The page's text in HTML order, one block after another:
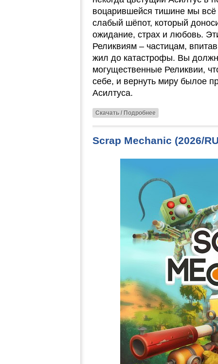
воцарившейся тишине мы
слабый шёпот, который
ожидание, страх и любовь.
Реликвиям – частицам,
жил до катастрофы. Вы
могущественные Реликвии,
себе, и вернуть миру былое
Асилтуса.
Скачать / Подробнее
Scrap Mechanic (2026/